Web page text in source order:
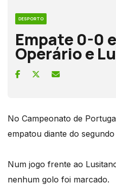
DESPORTO
Empate 0-0
Operário e
No Campeonato de
empatou diante do
Num jogo frente ao
nenhum golo foi marcado.